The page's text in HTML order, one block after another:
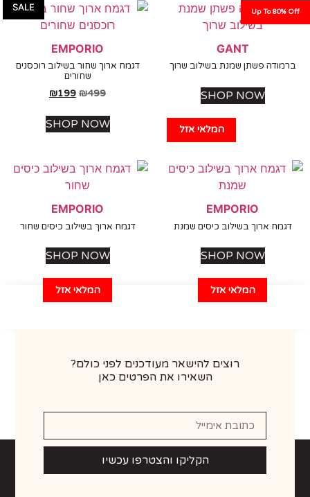
Up To
המלאי אזל
GANT
פשתן שמנת בשילוב שרוך
SHOP NOW
SALE
EMPORIO
דגמח ארוך שחור בשילוב רוכסנים
שחורים
₪
₪199
SHOP NOW
המלאי אזל
EMPORIO
ארוך בשילוב כיסים שמנת
SHOP NOW
המלאי אזל
EMPORIO
דגמח ארוך בשילוב כיסים שחור
SHOP NOW
רוצים להישאר מעודכנים לפני כולם?
השאירו את הפרטים כאן
הקליקו והצטרפו עכשיו